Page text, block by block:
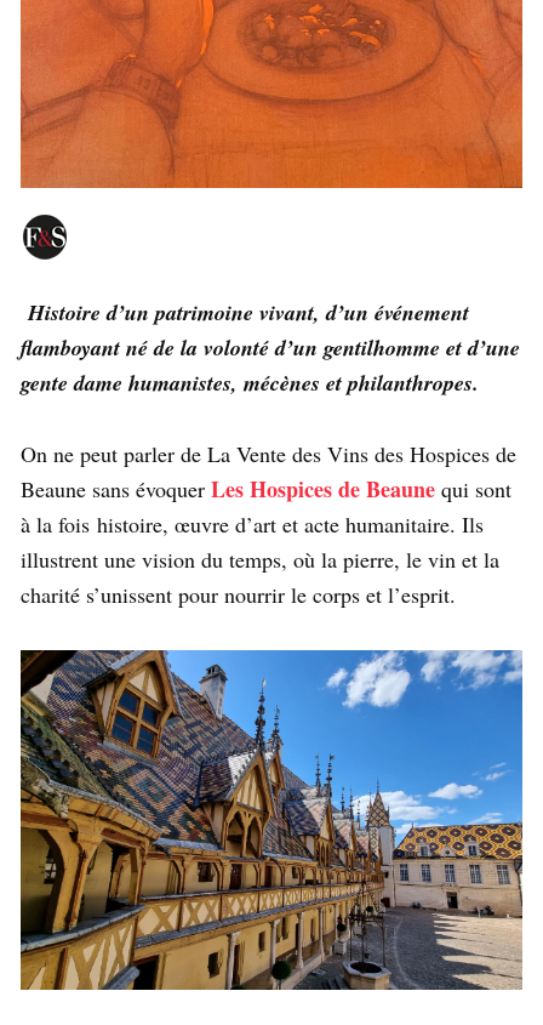
Histoire d’un patrimoine vivant, d’un événement
flamboyant né de la volonté d’un gentilhomme et d’une
gente dame humanistes, mécènes et philanthropes.
On ne peut parler de La Vente des Vins des Hospices de
Beaune sans évoquer Les Hospices de Beaune qui sont
à la fois histoire, œuvre d’art et acte humanitaire. Ils
illustrent une vision du temps, où la pierre, le vin et la
charité s’unissent pour nourrir le corps et l’esprit.